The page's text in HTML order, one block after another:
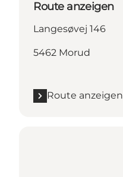
Route anzeigen
Langesøvej 146
5462 Morud
Route anzeigen